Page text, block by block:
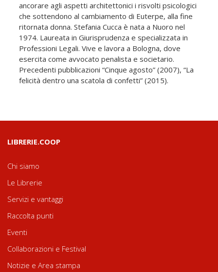
ancorare agli aspetti architettonici i risvolti psicologici
che sottendono al cambiamento di Euterpe, alla fine
ritornata donna. Stefania Cucca è nata a Nuoro nel
1974. Laureata in Giurisprudenza e specializzata in
Professioni Legali. Vive e lavora a Bologna, dove
esercita come avvocato penalista e societario.
Precedenti pubblicazioni “Cinque agosto” (2007), “La
felicità dentro una scatola di confetti” (2015).
LIBRERIE.COOP
Chi siamo
Le Librerie
Servizi e vantaggi
Raccolta punti
Eventi
Collaborazioni e Festival
Notizie e Area stampa